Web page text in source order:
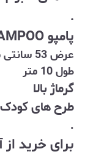
.
پامپو PAMPOO سایز هر رول : 5.3 متر مربع
عرض 53 سانتی متر
طول 10 متر
گرماژ بالا
طرح های
.
برای خرید از